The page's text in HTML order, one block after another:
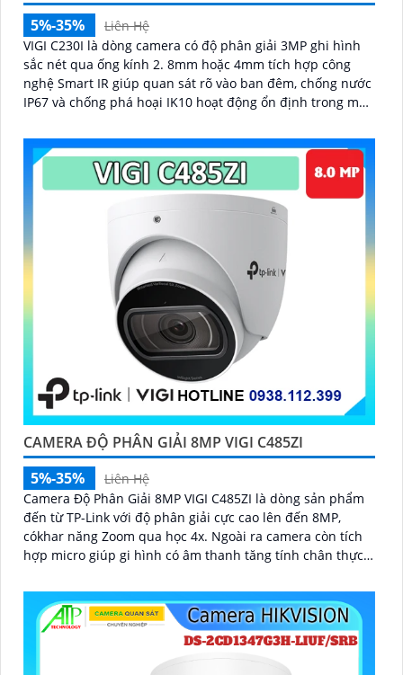
5%-35%
Liên Hệ
VIGI C230I là dòng camera có độ phân giải 3MP ghi hình
sắc nét qua ống kính 2. 8mm hoặc 4mm tích hợp công
nghệ Smart IR giúp quan sát rõ vào ban đêm, chống nước
IP67 và chống phá hoại IK10 hoạt động ổn định trong mọi
CAMERA ĐỘ PHÂN GIẢI 8MP VIGI C485ZI
5%-35%
Liên Hệ
Camera Độ Phân Giải 8MP VIGI C485ZI là dòng sản phẩm
đến từ TP-Link với độ phân giải cực cao lên đến 8MP,
cókhar năng Zoom qua học 4x. Ngoài ra camera còn tích
hợp micro giúp gi hình có âm thanh tăng tính chân thực